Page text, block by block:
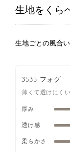
生地をくら
生地ごとの風合
3535 フォグ
薄くて透けにく
厚み
透け感
柔らかさ